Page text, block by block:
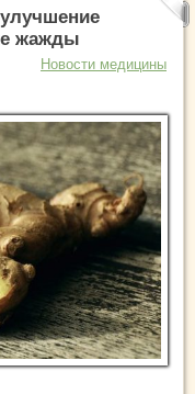
жажды
Новости медицины